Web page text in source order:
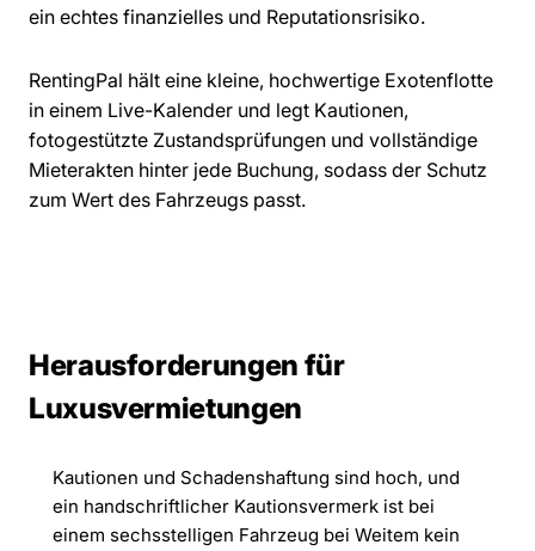
ein echtes finanzielles und Reputationsrisiko.
RentingPal hält eine kleine, hochwertige Exotenflotte
in einem Live-Kalender und legt Kautionen,
fotogestützte Zustandsprüfungen und vollständige
Mieterakten hinter jede Buchung, sodass der Schutz
zum Wert des Fahrzeugs passt.
Herausforderungen für
Luxusvermietungen
Kautionen und Schadenshaftung sind hoch, und
ein handschriftlicher Kautionsvermerk ist bei
einem sechsstelligen Fahrzeug bei Weitem kein